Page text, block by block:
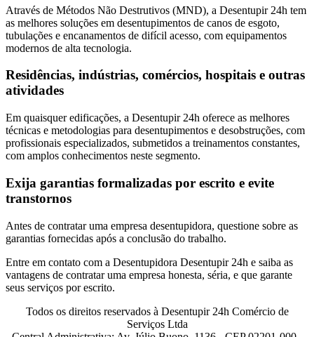
Através de Métodos Não Destrutivos (MND), a Desentupir 24h tem
as melhores soluções em desentupimentos de canos de esgoto,
tubulações e encanamentos de difícil acesso, com equipamentos
modernos de alta tecnologia.
Residências, indústrias, comércios, hospitais e outras
atividades
Em quaisquer edificações, a Desentupir 24h oferece as melhores
técnicas e metodologias para desentupimentos e desobstruções, com
profissionais especializados, submetidos a treinamentos constantes,
com amplos conhecimentos neste segmento.
Exija garantias formalizadas por escrito e evite
transtornos
Antes de contratar uma empresa desentupidora, questione sobre as
garantias fornecidas após a conclusão do trabalho.
Entre em contato com a Desentupidora Desentupir 24h e saiba as
vantagens de contratar uma empresa honesta, séria, e que garante
seus serviços por escrito.
Todos os direitos reservados à Desentupir 24h Comércio de
Serviços Ltda